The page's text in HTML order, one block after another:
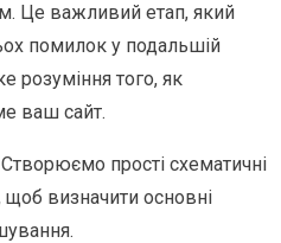
Це важливий етап, який
помилок у подальшій
розуміння того, як
ваш сайт.
прості схематичні
визначити основні